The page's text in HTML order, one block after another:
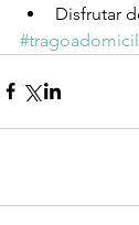
Disfrutar